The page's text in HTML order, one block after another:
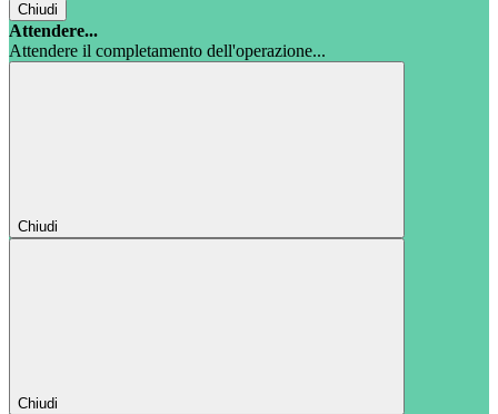
Chiudi
Attendere...
Attendere il completamento dell'operazione...
Chiudi
Chiudi